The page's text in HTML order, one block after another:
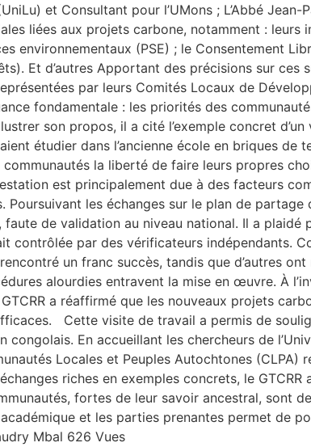
et Consultant pour l’UMons ; L’Abbé
liées aux projets carbone, notamment : leurs
environnementaux (PSE) ; le Consentement
Et d’autres Apportant des précisions sur ces
par leurs Comités Locaux de
fondamentale : les priorités des
son propos, il a cité l’exemple concret
étudier dans l’ancienne école en briques de
la liberté de faire leurs propres
est principalement due à des facteurs
les échanges sur le plan de
de validation au niveau national. Il a
contrôlée par des vérificateurs indépendants.
un franc succès, tandis que d’autres
alourdies entravent la mise en œuvre. À
a réaffirmé que les nouveaux projets
Cette visite de travail a permis de
En accueillant les chercheurs de
Locales et Peuples Autochtones (CLPA)
riches en exemples concrets, le
fortes de leur savoir ancestral, sont
et les parties prenantes permet de
Mbal 626 Vues